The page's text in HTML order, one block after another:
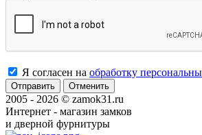
Я согласен на обработку
Отменить
2005 - 2026 © zamok31.ru
Интернет - магазин замков
и дверной фурнитуры